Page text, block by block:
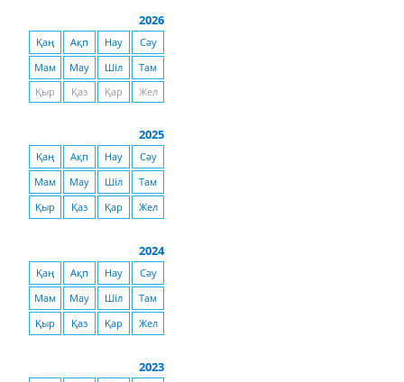
2026
Қаң Ақп Нау
Сәу
Мам
Мау Шіл
Там
Қыр
Қаз Қар Жел
2025
Қаң Ақп Нау
Сәу
Мам
Мау Шіл
Там
Қыр
Қаз Қар Жел
2024
Қаң Ақп Нау
Сәу
Мам
Мау Шіл
Там
Қыр
Қаз Қар Жел
2023